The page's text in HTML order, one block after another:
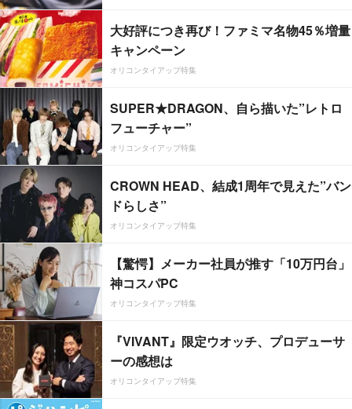
大好評につき再び！ファミマ名物45％増量
キャンペーン
オリコンタイアップ特集
SUPER★DRAGON、自ら描いた”レトロ
フューチャー”
オリコンタイアップ特集
CROWN HEAD、結成1周年で見えた”バン
ドらしさ”
オリコンタイアップ特集
【驚愕】メーカー社員が推す「10万円台」
神コスパPC
オリコンタイアップ特集
『VIVANT』限定ウオッチ、プロデューサ
ーの感想は
オリコンタイアップ特集